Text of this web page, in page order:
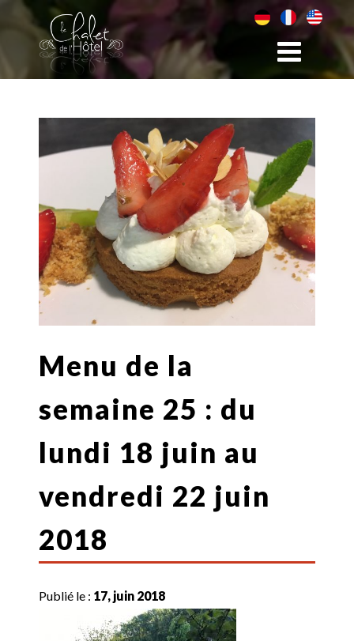
Menu de la
semaine 25 : du
lundi 18 juin au
vendredi 22 juin
2018
Publié le : 17, juin 2018